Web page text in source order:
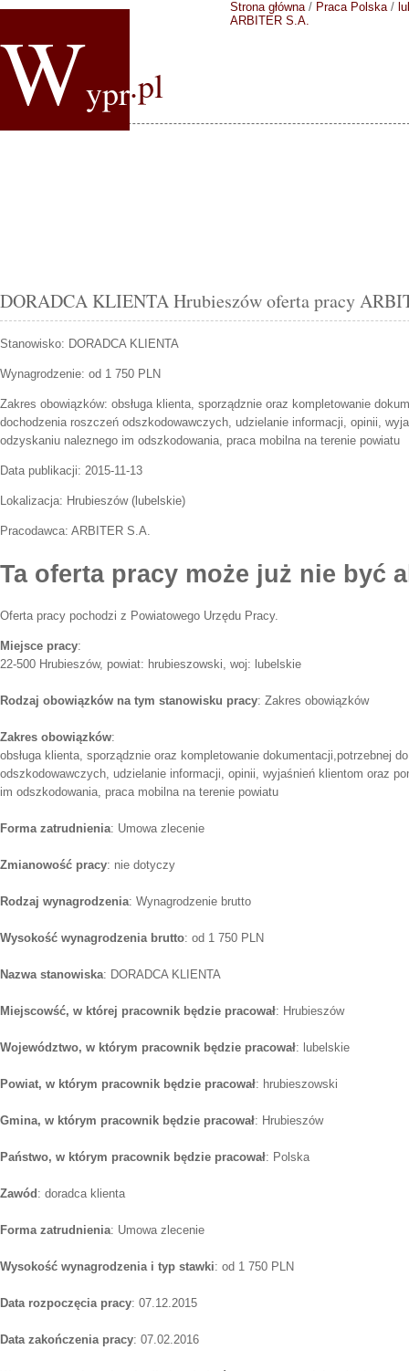
Wypr.pl
Strona główna/ Praca Polska/
ARBITER S.A.
DORADCA KLIENTA Hrubieszów oferta pracy
Stanowisko: DORADCA KLIENTA
Wynagrodzenie: od 1 750 PLN
Zakres obowiązków: obsługa klienta, sporządznie oraz kompletowanie
dochodzenia roszczeń odszkodowawczych, udzielanie informacji, opinii,
odzyskaniu naleznego im odszkodowania, praca mobilna na terenie powiatu
Data publikacji: 2015-11-13
Lokalizacja: Hrubieszów( lubelskie)
Pracodawca: ARBITER S.A.
Ta oferta pracy może już nie być
Oferta pracy pochodzi z Powiatowego Urzędu Pracy.
Miejsce pracy:
22-500 Hrubieszów, powiat: hrubieszowski, woj: lubelskie
Rodzaj obowiązków na tym stanowisku pracy: Zakres obowiązków
Zakres obowiązków:
obsługa klienta, sporządznie oraz kompletowanie dokumentacji,potrzebnej
odszkodowawczych, udzielanie informacji, opinii, wyjaśnień klientom oraz
im odszkodowania, praca mobilna na terenie powiatu
Forma zatrudnienia: Umowa zlecenie
Zmianowość pracy: nie dotyczy
Rodzaj wynagrodzenia: Wynagrodzenie brutto
Wysokość wynagrodzenia brutto: od 1 750 PLN
Nazwa stanowiska: DORADCA KLIENTA
Miejscowść, w której pracownik będzie pracował: Hrubieszów
Województwo, w którym pracownik będzie pracował: lubelskie
Powiat, w którym pracownik będzie pracował: hrubieszowski
Gmina, w którym pracownik będzie pracował: Hrubieszów
Państwo, w którym pracownik będzie pracował: Polska
Zawód : doradca klienta
Forma zatrudnienia: Umowa zlecenie
Wysokość wynagrodzenia i typ stawki: od 1 750 PLN
Data rozpoczęcia pracy: 07.12.2015
Data zakończenia pracy: 07.02.2016